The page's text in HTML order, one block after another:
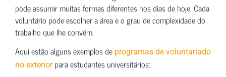
pode assumir muitas formas diferentes nos dias de hoje. Cada
voluntário pode escolher a área e o grau de complexidade do
trabalho que lhe convém.
Aqui estão alguns exemplos de programas de voluntariado
no exteriorpara estudantes universitários: